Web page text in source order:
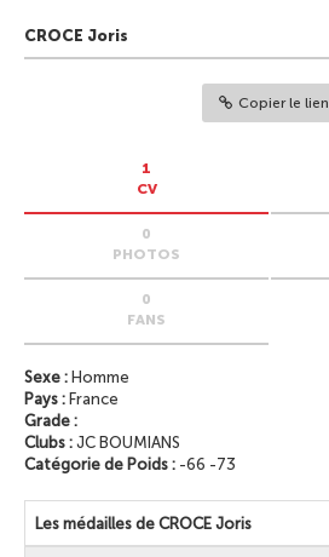
CROCE Joris
Copier le lien
1
CV
0
PHOTOS
0
FANS
Sexe : Homme
Pays : France
Grade :
Clubs : JC BOUMIANS
Catégorie de Poids : -66 -73
Les médailles de CROCE Joris